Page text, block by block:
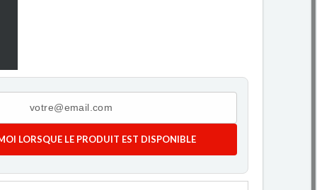
LORSQUE LE PRODUIT EST DISPONIBLE